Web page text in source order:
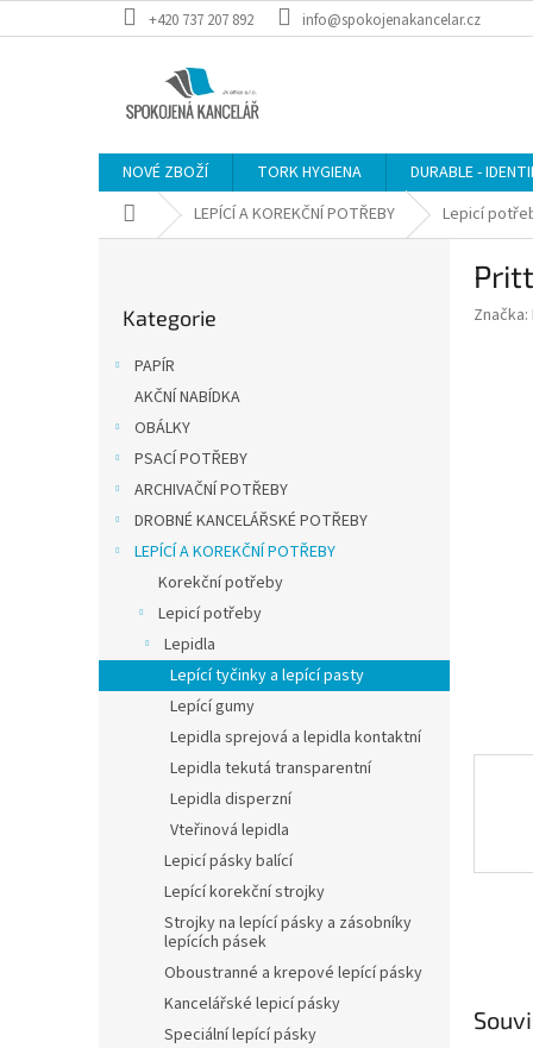
na
+420 737 207 892 info@spokojenakancelar.cz
NOVÉ ZBOŽÍ TORK HYGIENA DURABLE -
Domů LEPÍCÍ A KOREKČNÍ POTŘEBY Lepicí
kategorie
Kategorie
PAPÍR
AKČNÍ NABÍDKA
OBÁLKY
PSACÍ POTŘEBY
ARCHIVAČNÍ POTŘEBY
DROBNÉ KANCELÁŘSKÉ POTŘEBY
LEPÍCÍ A KOREKČNÍ POTŘEBY
Korekční potřeby
Lepicí potřeby
Lepidla
Lepící tyčinky a lepící pasty
Lepící gumy
Lepidla sprejová a lepidla kontaktní
Lepidla tekutá transparentní
Lepidla disperzní
Vteřinová lepidla
Lepicí pásky balící
Lepící korekční strojky
Strojky na lepící pásky a zásobníky
lepících pásek
Oboustranné a krepové lepící pásky
Kancelářské lepicí pásky
Speciální lepící pásky
Značka: